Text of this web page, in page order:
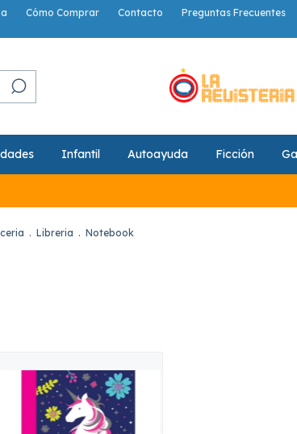
Cómo Comprar Contacto Preguntas Frecuentes
Infantil Autoayuda Ficción
. Libreria . Notebook